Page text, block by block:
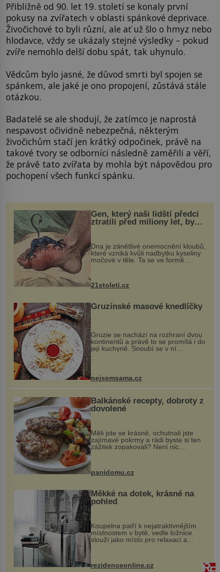
Přibližně od 90. let 19. století se konaly první
pokusy na zvířatech v oblasti spánkové deprivace.
Živočichové to byli různí, ale ať už šlo o hmyz nebo
hlodavce, vždy se ukázaly stejné výsledky – pokud
zvíře nemohlo delší dobu spát, tak uhynulo.
Vědcům bylo jasné, že důvod smrti byl spojen se
spánkem, ale jaké je ono propojení, zůstává stále
otázkou.
Badatelé se ale shodují, že zatímco je naprostá
nespavost očividně nebezpečná, některým
živočichům stačí jen krátký odpočinek, právě na
takové tvory se odborníci následně zaměřili a věří,
že právě tato zvířata by mohla být nápovědou pro
pochopení všech funkcí spánku.
Gen, který naši lidští předci
ztratili před miliony let, by
mohl pomoci s léčbou
„nemoci králů“
Dna je zánětlivé onemocnění kloubů,
které vzniká kvůli nadbytku kyseliny
močové v těle. Ta se ve formě
nohou, a způsobuje bole...
21stoleti.cz
Gruzínské masové knedlíčky
Gruzie se nachází na rozhraní dvou
kontinentů a právě to se promítá i do
její kuchyně. Snoubí se v ní
evropské a asijské chutě a díky tomu
vznikají rozmanité a chuťově bohaté
pokrmy, které rozhodně st...
nejsemsama.cz
Balkánské recepty, dobroty z
dovolené
Měli jste se krásně, ochutnali jste
zajímavé pokrmy a rádi byste si ten
zážitek zopakovali? Není nic
snazšího. Pljeskavica (10 porcí)
Možná jste ji ochutnali na dovolené v
panidomu.cz
Měkké na dotek, krásné na
pohled
Koupelna patří k nejatraktivnějším
místnostem v bytě, vedle ložnice
slouží jako místo pro relaxaci a
odpočinek. Koupelnový textil –
ručníky, osušky a koberečky –
mohou jako mávnutím kouzelného
proutku...
rezidenceonline.cz